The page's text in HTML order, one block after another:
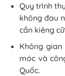
Quy trình
không đau
cần kiêng
Không
móc và
Quốc.